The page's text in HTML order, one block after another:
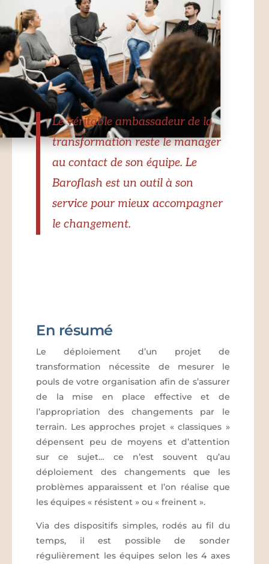
Le véritable ambassadeur de la
transformation reste le manager
au contact de son équipe. Le
Baroflash est un outil à son
service pour mieux accompagner
le changement.
En résumé
Le déploiement d’un projet de
transformation nécessite de mesurer le
pouls de votre organisation afin de s’assurer
de la mise en place effective et de
l’appropriation des changements par le
terrain. Les approches projet « classiques »
dépensent peu de moyens et d’attention
sur ce sujet… ce n’est souvent qu’au
déploiement des changements que les
problèmes apparaissent et l’on réalise que
les équipes « résistent » ou « freinent ».
Via des dispositifs simples, rodés au fil du
temps, il est possible de sonder
régulièrement les équipes selon les 4 axes